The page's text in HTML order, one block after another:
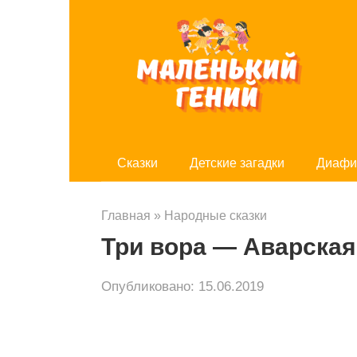
Cказки Детские загадки
Главная » Народные сказки
Три вора —
Опубликовано: 15.06.2019